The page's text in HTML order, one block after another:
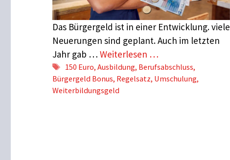
Das Bürgergeld ist in einer Entwicklung. viele
Neuerungen sind geplant. Auch im letzten
Jahr gab … Weiterlesen …
Schlagwörter
150 Euro, Ausbildung, Berufsabschluss,
Bürgergeld Bonus, Regelsatz, Umschulung,
Weiterbildungsgeld